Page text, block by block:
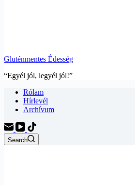
Gluténmentes Édesség
“Egyél jól, legyél jól!”
Rólam
Hírlevél
Archívum
Search